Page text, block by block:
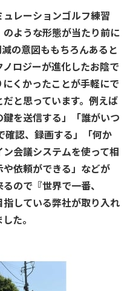
レーションゴルフ練習
ような形態が当たり前に
の意図ももちろんあると
ロジーが進化したお陰で
くかったことが手軽にで
と思っています。例えば
鍵を送信する」「誰がいつ
認、録画する」「何か
会議システムを使って相
依頼ができる」などが
ので『世界で一番、
指している弊社が取り入れ
た。